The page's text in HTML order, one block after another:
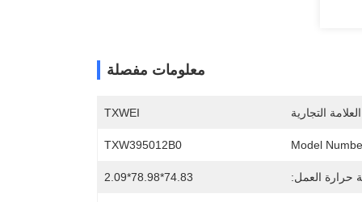
معلومات مفصلة
التجارية TXWEI
Model
TXW395012B0
حرارة العمل: 74.83*78.98*2.09